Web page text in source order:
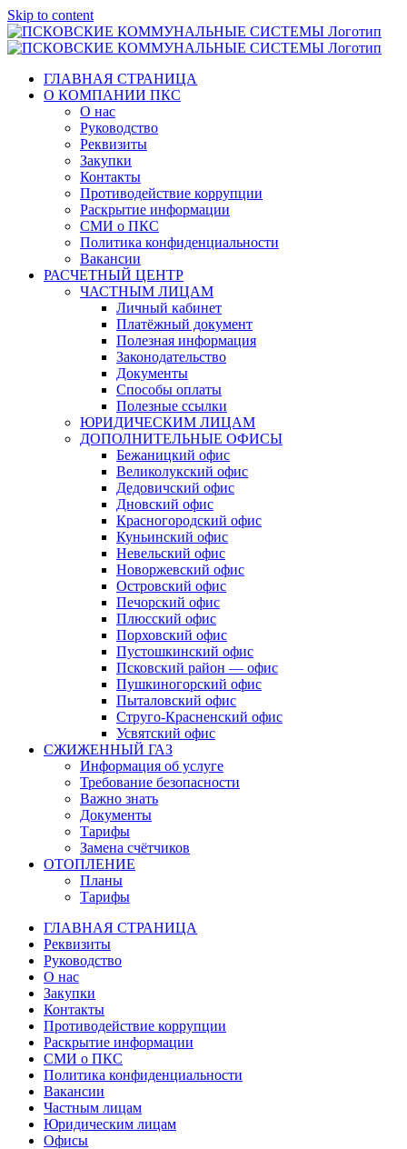
Skip to content
ГЛАВНАЯ СТРАНИЦА
О КОМПАНИИ ПКС
О нас
Руководство
Реквизиты
Закупки
Контакты
Противодействие коррупции
Раскрытие информации
СМИ о ПКС
Политика конфиденциальности
Вакансии
РАСЧЕТНЫЙ ЦЕНТР
ЧАСТНЫМ ЛИЦАМ
Личный кабинет
Платёжный документ
Полезная информация
Законодательство
Документы
Способы оплаты
Полезные ссылки
ЮРИДИЧЕСКИМ ЛИЦАМ
ДОПОЛНИТЕЛЬНЫЕ ОФИСЫ
Бежаницкий офис
Великолукский офис
Дедовичский офис
Дновский офис
Красногородский офис
Куньинский офис
Невельский офис
Новоржевский офис
Островский офис
Печорский офис
Плюсский офис
Порховский офис
Пустошкинский офис
Псковский район — офис
Пушкиногорский офис
Пыталовский офис
Струго-Красненский офис
Усвятский офис
СЖИЖЕННЫЙ ГАЗ
Информация об услуге
Требование безопасности
Важно знать
Документы
Тарифы
Замена счётчиков
ОТОПЛЕНИЕ
Планы
Тарифы
ГЛАВНАЯ СТРАНИЦА
Реквизиты
Руководство
О нас
Закупки
Контакты
Противодействие коррупции
Раскрытие информации
СМИ о ПКС
Политика конфиденциальности
Вакансии
Частным лицам
Юридическим лицам
Офисы